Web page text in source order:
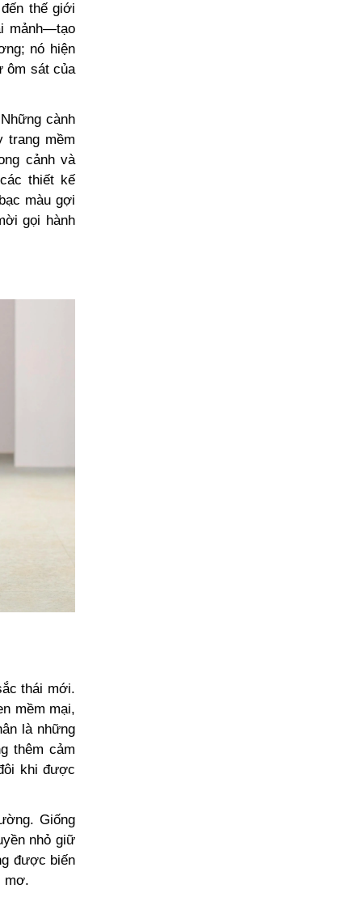
thế giới
mảnh—tạo
nó hiện
ôm sát của
cành
trang mềm
cảnh và
thiết kế
màu gợi
gọi hành
thái mới.
mềm mại,
là những
thêm cảm
khi được
Giống
nhỏ giữ
được biến
mơ.